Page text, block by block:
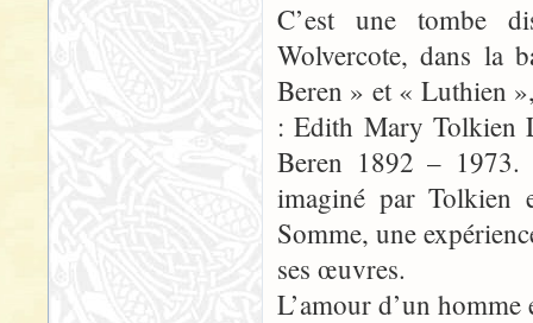
C’est une tombe
Wolvercote, dans la
Beren » et « Luthien
: Edith Mary Tolkien
Beren 1892 – 1973.
imaginé par Tolkien
Somme, une
ses œuvres.
L’amour d’un homme